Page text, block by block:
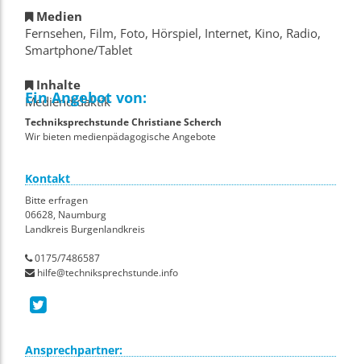
Medien
Fernsehen, Film, Foto, Hörspiel, Internet, Kino, Radio,
Smartphone/Tablet
Inhalte
Mediendidaktik
Ein Angebot von:
Techniksprechstunde Christiane Scherch
Wir bieten medienpädagogische Angebote
Kontakt
Bitte erfragen
06628, Naumburg
Landkreis Burgenlandkreis
0175/7486587
hilfe@techniksprechstunde.info
Ansprechpartner: